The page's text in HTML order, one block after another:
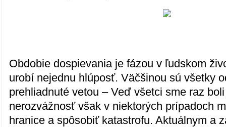
Obdobie dospievania je fázou v ľudskom
urobí nejednu hlúposť. Väčšinou sú všetky
prehliadnuté vetou – Veď všetci sme raz
nerozvážnosť však v niektorých prípadoch
hranice a spôsobiť katastrofu. Aktuálnym a